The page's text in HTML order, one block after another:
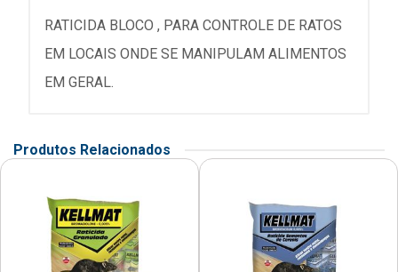
RATICIDA BLOCO , PARA CONTROLE DE RATOS
EM LOCAIS ONDE SE MANIPULAM ALIMENTOS
EM GERAL.
Produtos Relacionados